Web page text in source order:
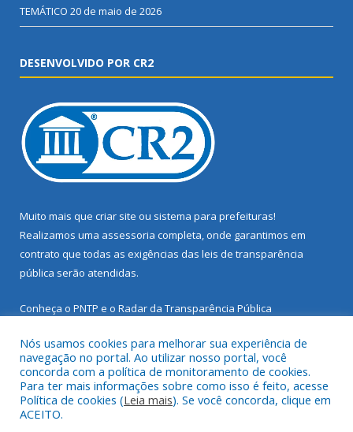
TEMÁTICO 20 de maio de 2026
DESENVOLVIDO POR CR2
Muito mais que criar site ou sistema para prefeituras!
Realizamos uma assessoria completa, onde garantimos em
contrato que todas as exigências das leis de transparência
pública serão atendidas.
Conheça o PNTP e o Radar da Transparência Pública
Todos os direitos reservados a Prefeitura Municipal de Santarém
Novo.
Nós usamos cookies para melhorar sua experiência de
navegação no portal. Ao utilizar nosso portal, você
concorda com a política de monitoramento de cookies.
Para ter mais informações sobre como isso é feito, acesse
Política de cookies (Leia mais). Se você concorda, clique em
ACEITO.